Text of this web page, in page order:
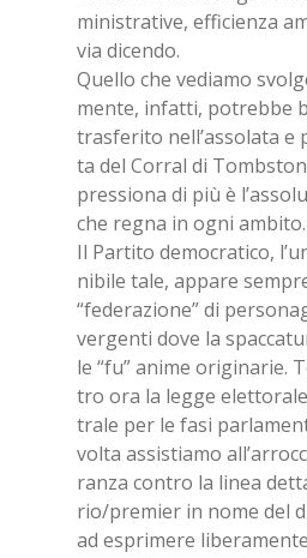
mi­ni­stra­ti­ve, ef­fi­cien­za
via di­cen­do.
Quel­lo che ve­dia­mo
men­te, in­fat­ti, po­treb­be
tra­sfe­ri­to nel­l’as­so­la­ta
ta del Cor­ral di
pres­sio­na di più è
che re­gna in ogni am­bi­to.
Il Par­ti­to de­mo­cra­ti­co,
ni­bi­le tale, ap­pa­re
“fe­de­ra­zio­ne” di
ver­gen­ti dove la
le “fu” ani­me ori­gi­na­rie.
tro ora la leg­ge
tra­le per le fasi
vol­ta as­si­stia­mo
ran­za con­tro la li­nea
rio/​pre­mier in nome del
ad espri­me­re